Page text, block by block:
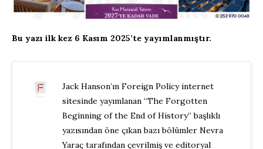
Bu yazı ilk kez 6 Kasım 2025’te yayımlanmıştır.
Jack Hanson’ın Foreign Policy internet
sitesinde yayımlanan “The Forgotten
Beginning of the End of History” başlıklı
yazısından öne çıkan bazı bölümler Nevra
Yaraç tarafından çevrilmiş ve editoryal